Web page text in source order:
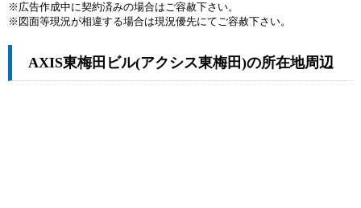
※広告作成中に契約済みの場合はご容赦下さい。
※図面等現況が相違する場合は現況優先にてご容赦下さい。
AXIS東梅田ビル(アクシス東梅田)の所在地周辺